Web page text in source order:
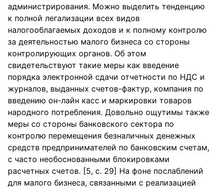
администрирования. Можно выделить тенденцию
к полной легализации всех видов
налогооблагаемых доходов и к полному контролю
за деятельностью малого бизнеса со стороны
контролирующих органов. Об этом
свидетельствуют такие меры как введение
порядка электронной сдачи отчетности по НДС и
журналов, выданных счетов-фактур, компания по
введению он-лайн касс и маркировки товаров
народного потребления. Довольно ощутимы также
меры со стороны банковского сектора по
контролю перемещения безналичных денежных
средств предпринимателей по банковским счетам,
с часто необоснованными блокировками
расчетных счетов. [5, с. 29] На фоне послаблений
для малого бизнеса, связанными с реализацией